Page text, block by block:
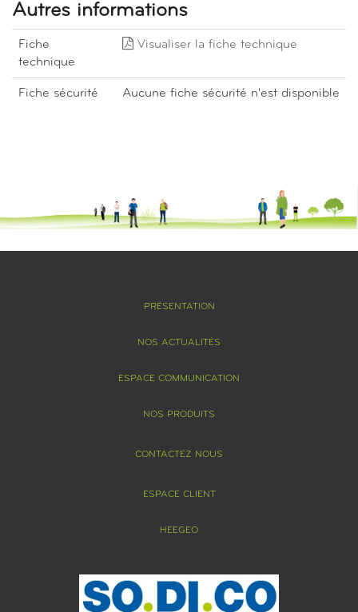
Autres informations
Fiche
technique
Visualiser la fiche technique
Fiche sécurité Aucune fiche sécurité n'est disponible
PRÉSENTATION
NOS ACTUALITÉS
ESPACE COMMUNICATION
NOS PRODUITS
CONTACTEZ NOUS
ESPACE CLIENT
HEEGEO